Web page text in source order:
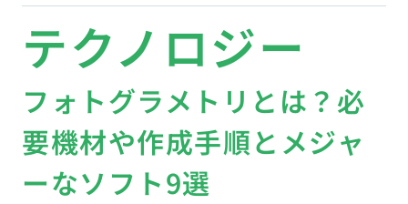
テクノロジー
フォトグラメトリとは？必
要機材や作成手順とメジャ
ーなソフト9選